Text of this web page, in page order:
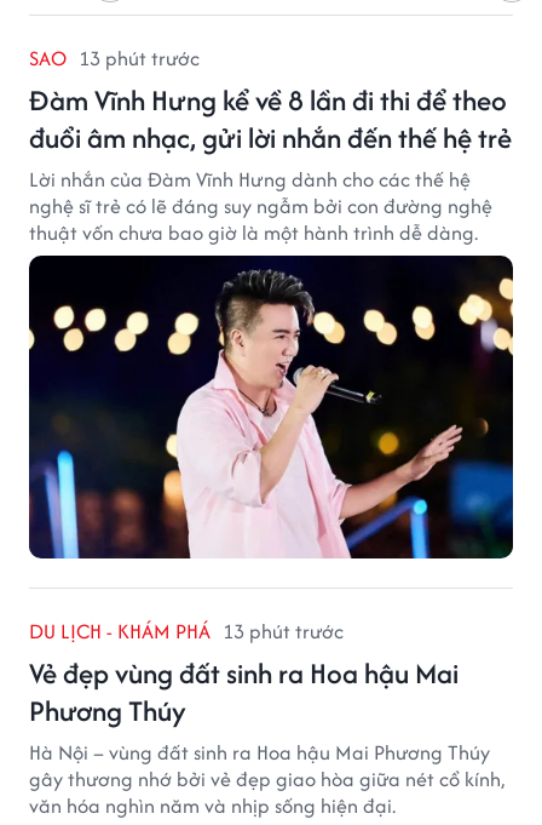
SAO 13 phút trước
Đàm Vĩnh Hưng kể về 8 lần đi thi để theo
đuổi âm nhạc, gửi lời nhắn đến thế hệ trẻ
Lời nhắn của Đàm Vĩnh Hưng dành cho các thế hệ
nghệ sĩ trẻ có lẽ đáng suy ngẫm bởi con đường nghệ
thuật vốn chưa bao giờ là một hành trình dễ dàng.
DU LỊCH - KHÁM PHÁ 13 phút trước
Vẻ đẹp vùng đất sinh ra Hoa hậu Mai
Phương Thúy
Hà Nội – vùng đất sinh ra Hoa hậu Mai Phương Thúy
gây thương nhớ bởi vẻ đẹp giao hòa giữa nét cổ kính,
văn hóa nghìn năm và nhịp sống hiện đại.